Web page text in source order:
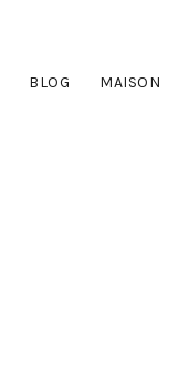
BLOG MAISON